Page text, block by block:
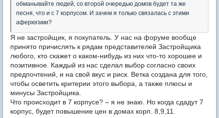
обманывайте людей, со второй очередью домов будет та же
песня, что и с 7 корпусом. И зачем я только связалась с этими
аферюгами?
Я не застройщик, я покупатель. У нас на форуме вообще
принято причислять к рядам представителей Застройщика
любого, кто скажет о каком-нибудь из них что-то хорошее и
позитивное. Каждый из нас сделал выбор согласно своих
предпочтений, и на свой вкус и риск. Ветка создана для того,
чтобы осветить критерии этого выбора, а также плюсы и
минусы Застройщика.
Что происходит в 7 корпусе? – я не знаю. Но когда сдадут 7
корпус, будет повышение цен в домах корп. 8,9,11.